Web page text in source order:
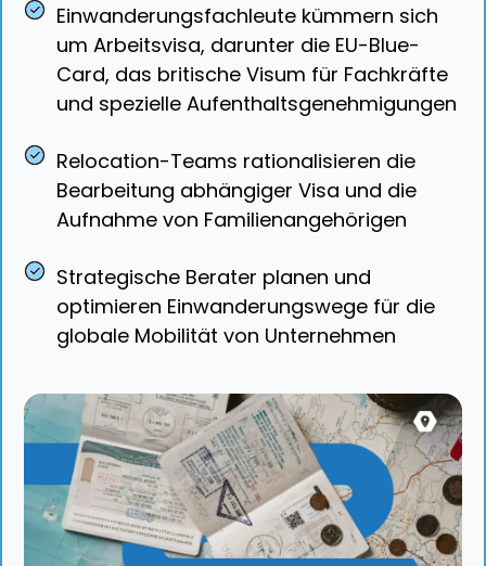
Einwanderungsfachleute kümmern sich
um Arbeitsvisa, darunter die EU-Blue-
Card, das britische Visum für Fachkräfte
und spezielle Aufenthaltsgenehmigungen
Relocation-Teams rationalisieren die
Bearbeitung abhängiger Visa und die
Aufnahme von Familienangehörigen
Strategische Berater planen und
optimieren Einwanderungswege für die
globale Mobilität von Unternehmen